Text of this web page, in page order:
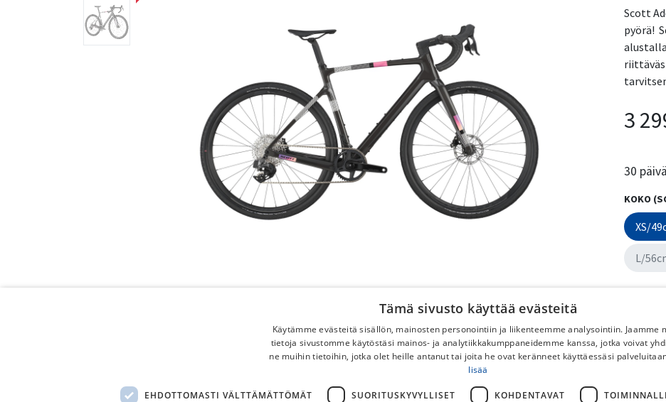
Scott
pyörä!
3
30
KOKO
XS/
L/
Tämä sivusto käyttää evästeitä
Käytämme evästeitä sisällön, mainosten personointiin ja liikenteemme analysointiin. Jaamme
tietoja sivustomme käytöstäsi mainos- ja analytiikkakumppaneidemme kanssa, jotka voivat
ne muihin tietoihin, jotka olet heille antanut tai joita he ovat keränneet käyttäessäsi
lisää
EHDOTTOMASTI VÄLTTÄMÄTTÖMÄT SUORITUSKYVYLLISET KOHDENTAVAT